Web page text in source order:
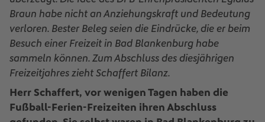
Braun habe nicht an Anziehungskraft und Bedeutung
verloren. Bester Beleg seien die Eindrücke, die er beim
Besuch einer Freizeit in Bad Blankenburg habe
sammeln können. Zum Abschluss des diesjährigen
Freizeitjahres zieht Schaffert Bilanz.
Herr Schaffert, vor wenigen Tagen haben die
Fußball-Ferien-Freizeiten ihren Abschluss